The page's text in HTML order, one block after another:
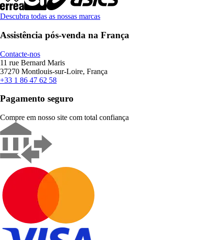
Descubra todas as nossas marcas
Assistência pós-venda na França
Contacte-nos
11 rue Bernard Maris
37270 Montlouis-sur-Loire, França
+33 1 86 47 62 58
Pagamento seguro
Compre em nosso site com total confiança